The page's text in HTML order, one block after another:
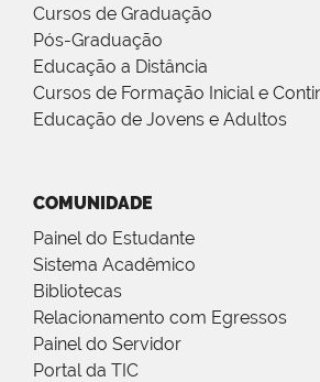
Cursos de Graduação
Pós-Graduação
Educação a Distância
Cursos de Formação Inicial e
Educação de Jovens e Adultos
COMUNIDADE
Painel do Estudante
Sistema Acadêmico
Bibliotecas
Relacionamento com Egressos
Painel do Servidor
Portal da TIC